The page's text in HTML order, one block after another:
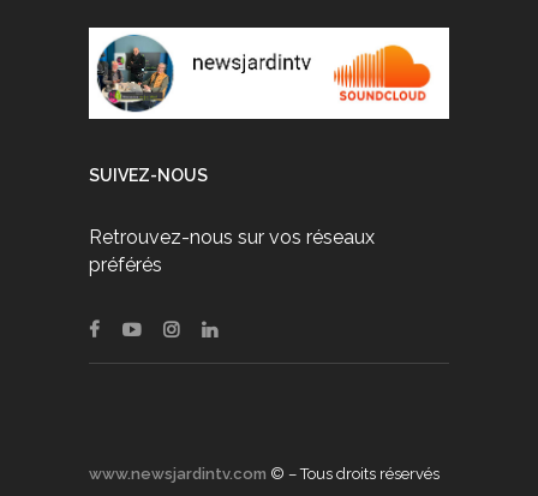
SUIVEZ-NOUS
Retrouvez-nous sur vos réseaux
préférés
www.newsjardintv.com © – Tous droits réservés